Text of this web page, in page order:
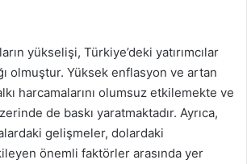
yükselişi, Türkiye’deki yatırımcılar
olmuştur. Yüksek enflasyon ve artan
harcamalarını olumsuz etkilemekte ve
de baskı yaratmaktadır. Ayrıca,
gelişmeler, dolardaki
önemli faktörler arasında yer